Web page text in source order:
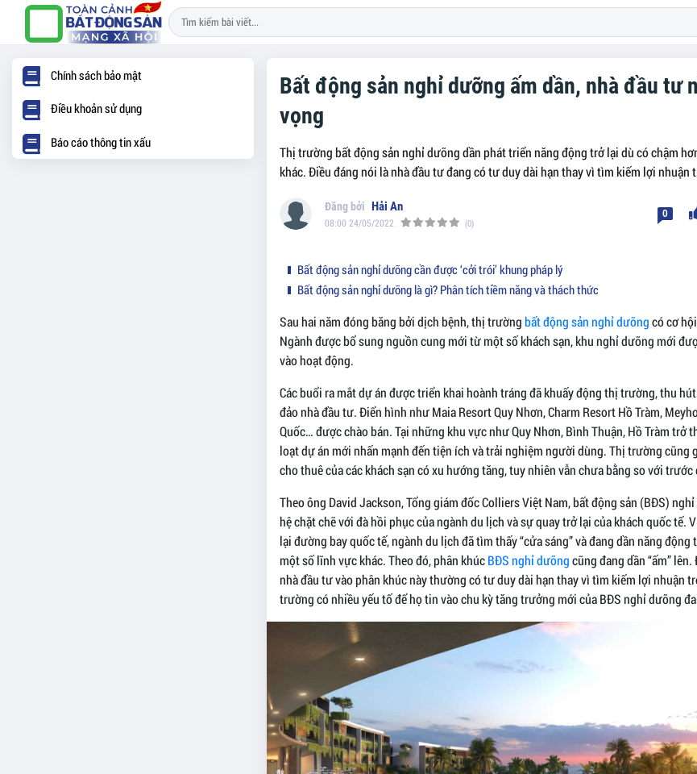
Bất động sản nghỉ dưỡng ấm dần, nhà đầu tư
vọng
Thị trường bất động sản nghỉ dưỡng dần phát triển năng động trở lại dù có chậm
khác. Điều đáng nói là nhà đầu tư đang có tư duy dài hạn thay vì tìm kiếm lợi nhuận
Hải An
08:00 24/05/2022 (0)
0
Bất động sản nghỉ dưỡng cần được ‘cởi trói’ khung pháp lý
Bất động sản nghỉ dưỡng là gì? Phân tích tiềm năng và thách thức
Sau hai năm đóng băng bởi dịch bệnh, thị trường bất động sản nghỉ dưỡngcó cơ
Ngành được bổ sung nguồn cung mới từ một số khách sạn, khu nghỉ dưỡng mới
vào hoạt động.
Các buổi ra mắt dự án được triển khai hoành tráng đã khuấy động thị trường, thu
đảo nhà đầu tư. Điển hình như Maia Resort Quy Nhơn, Charm Resort Hồ Tràm,
Quốc… được chào bán. Tại những khu vực như Quy Nhơn, Bình Thuận, Hồ Tràm trở
loạt dự án mới nhấn mạnh đến tiện ích và trải nghiệm người dùng. Thị trường cũng
cho thuê của các khách sạn có xu hướng tăng, tuy nhiên vẫn chưa bằng so với trước
Theo ông David Jackson, Tổng giám đốc Colliers Việt Nam, bất động sản (BĐS)
hệ chặt chẽ với đà hồi phục của ngành du lịch và sự quay trở lại của khách quốc tế.
lại đường bay quốc tế, ngành du lịch đã tìm thấy “cửa sáng” và đang dần năng động
một số lĩnh vực khác. Theo đó, phân khúcBĐS nghỉ dưỡngcũng đang dần “ấm”
nhà đầu tư vào phân khúc này thường có tư duy dài hạn thay vì tìm kiếm lợi nhuận
trường có nhiều yếu tố để họ tin vào chu kỳ tăng trưởng mới của BĐS nghỉ dưỡng
Chính sách bảo mật
Điều khoản sử dụng
Báo cáo thông tin xấu